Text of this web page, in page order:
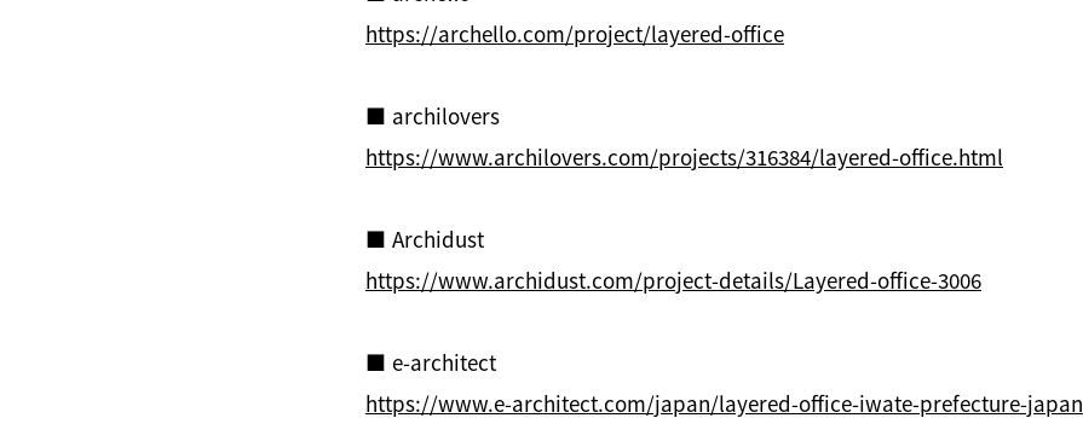
https://archello.com/project/layered-office
■ archilovers
https://www.archilovers.com/projects/316384/layered-office.html
■ Archidust
https://www.archidust.com/project-details/Layered-office-3006
■ e-architect
https://www.e-architect.com/japan/layered-office-iwate-prefecture-japan